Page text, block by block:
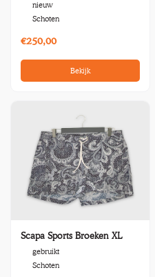
nieuw
Schoten
€250,00
Bekijk
Scapa Sports Broeken XL
gebruikt
Schoten